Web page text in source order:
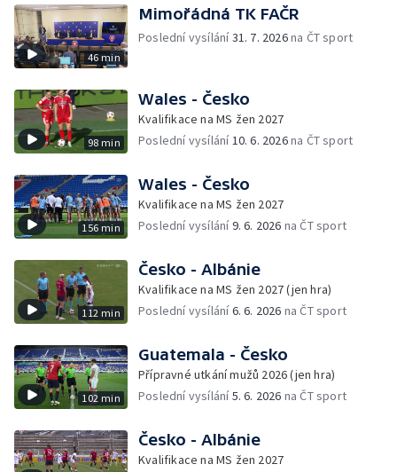
46 min
Mimořádná TK FAČR
Poslední vysílání31. 7. 2026na ČT sport
98 min
Wales - Česko
Kvalifikace na MS žen 2027
Poslední vysílání10. 6. 2026na ČT sport
156 min
Wales - Česko
Kvalifikace na MS žen 2027
Poslední vysílání9. 6. 2026 na ČT sport
112 min
Česko - Albánie
Kvalifikace na MS žen 2027 (jen hra)
Poslední vysílání6. 6. 2026 na ČT sport
102 min
Guatemala - Česko
Přípravné utkání mužů 2026 (jen hra)
Poslední vysílání5. 6. 2026 na ČT sport
Česko - Albánie
Kvalifikace na MS žen 2027